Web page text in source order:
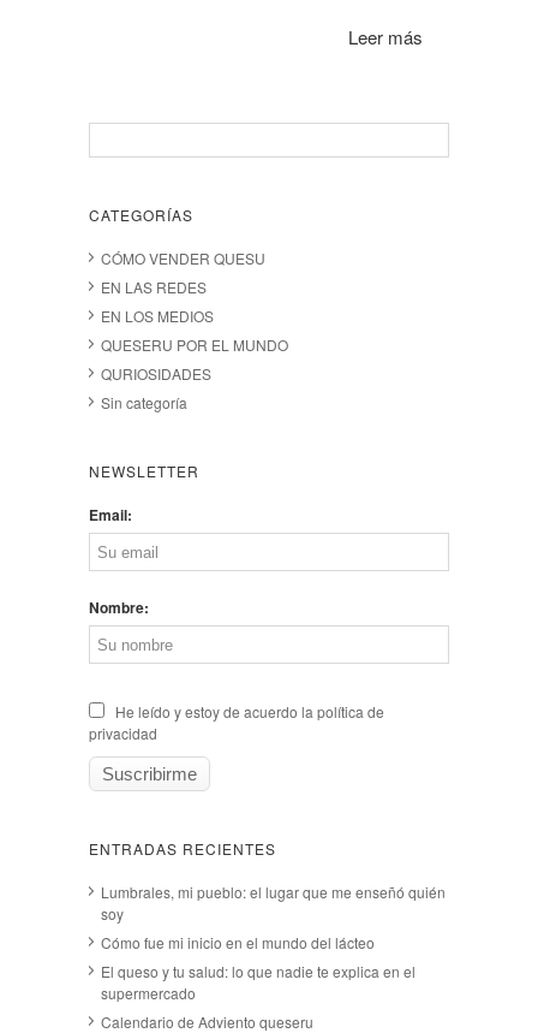
Leer más
CATEGORÍAS
CÓMO VENDER QUESU
EN LAS REDES
EN LOS MEDIOS
QUESERU POR EL MUNDO
QURIOSIDADES
Sin categoría
NEWSLETTER
Email:
Nombre:
He leído y estoy de acuerdo la política de
privacidad
ENTRADAS RECIENTES
Lumbrales, mi pueblo: el lugar que me enseñó quién
soy
Cómo fue mi inicio en el mundo del lácteo
El queso y tu salud: lo que nadie te explica en el
supermercado
Calendario de Adviento queseru